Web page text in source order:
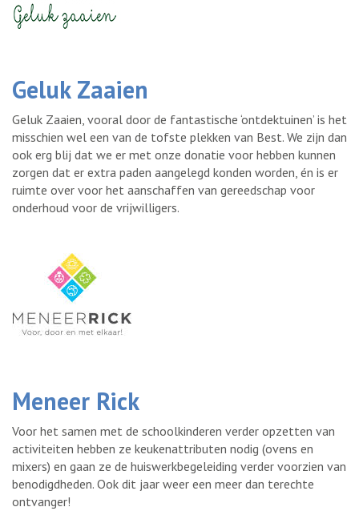
Geluk Zaaien
Geluk Zaaien, vooral door de fantastische ‘ontdektuinen’ is het
misschien wel een van de tofste plekken van Best. We zijn dan
ook erg blij dat we er met onze donatie voor hebben kunnen
zorgen dat er extra paden aangelegd konden worden, én is er
ruimte over voor het aanschaffen van gereedschap voor
onderhoud voor de vrijwilligers.
Meneer Rick
Voor het samen met de schoolkinderen verder opzetten van
activiteiten hebben ze keukenattributen nodig (ovens en
mixers) en gaan ze de huiswerkbegeleiding verder voorzien van
benodigdheden. Ook dit jaar weer een meer dan terechte
ontvanger!